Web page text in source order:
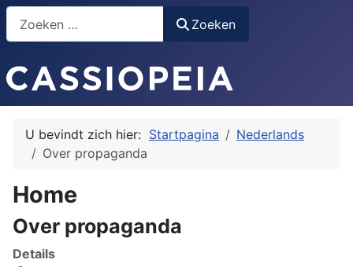
Zoeken
U bevindt zich hier: Startpagina
Nederlands
Over propaganda
Home
Over propaganda
Details